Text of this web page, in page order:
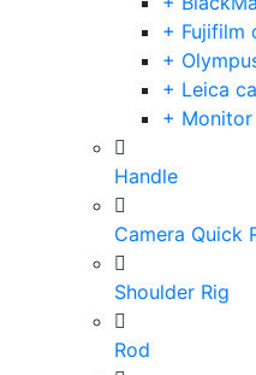
+ Fujifilm
+
+ Leica
+
Handle
Camera Quick
Shoulder Rig
Rod